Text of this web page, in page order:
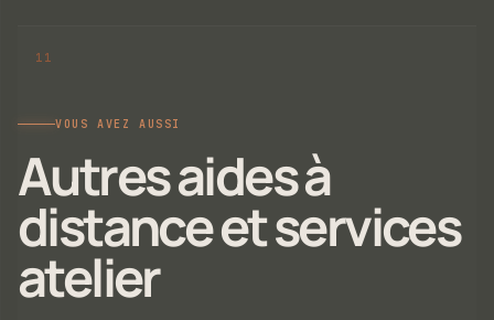
VOUS AVEZ AUSSI
Autres aides à
distance et services
atelier